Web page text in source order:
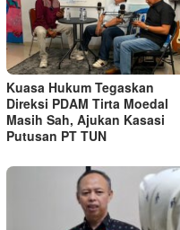
Kuasa Hukum Tegaskan
Direksi PDAM Tirta Moedal
Masih Sah, Ajukan Kasasi
Putusan PT TUN